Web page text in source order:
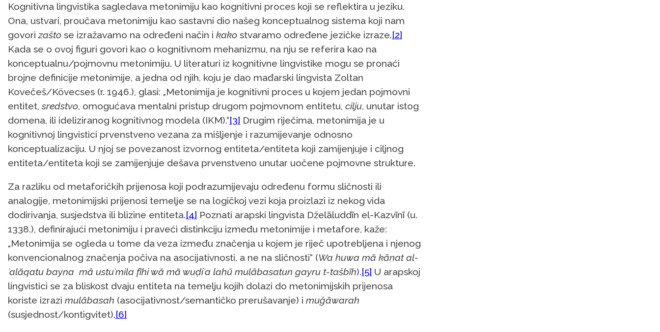
Kognitivna lingvistika sagledava metonimiju kao kognitivni proces koji se reflektira u jeziku.
Ona, ustvari, proučava metonimiju kao sastavni dio našeg konceptualnog sistema koji nam
govori zašto se izražavamo na određeni način i kako stvaramo određene jezičke izraze.[2]
Kada se o ovoj figuri govori kao o kognitivnom mehanizmu, na nju se referira kao na
konceptualnu/pojmovnu metonimiju. U literaturi iz kognitivne lingvistike mogu se pronaći
brojne definicije metonimije, a jedna od njih, koju je dao mađarski lingvista Zoltan
Kovečeš/Kövecses (r. 1946.), glasi: „Metonimija je kognitivni proces u kojem jedan pojmovni
entitet,sredstvo, omogućava mentalni pristup drugom pojmovnom entitetu, cilju, unutar istog
domena, ili ideliziranog kognitivnog modela (IKM).“[3] Drugim riječima, metonimija je u
kognitivnoj lingvistici prvenstveno vezana za mišljenje i razumijevanje odnosno
konceptualizaciju. U njoj se povezanost izvornog entiteta/entiteta koji zamijenjuje i ciljnog
entiteta/entiteta koji se zamijenjuje dešava prvenstveno unutar uočene pojmovne strukture.
Za razliku od metaforičkih prijenosa koji podrazumijevaju određenu formu sličnosti ili
analogije, metonimijski prijenosi temelje se na logičkoj vezi koja proizlazi iz nekog vida
dodirivanja, susjedstva ili blizine entiteta.[4] Poznati arapski lingvista Dželāluddīn el-Kazvīnī (u.
1338.), definirajući metonimiju i praveći distinkciju između metonimije i metafore, kaže:
„Metonimija se ogleda u tome da veza između značenja u kojem je riječ upotrebljena i njenog
konvencionalnog značenja počiva na asocijativnosti, a ne na sličnosti“ (Wa huwa mā kānat al-
ʻalāqatu bayna mā ustuʻmila fīhi wā mā wuḍiʻa lahū mulābasatun gayru t-tašbīh).[5] U arapskoj
lingvistici se za bliskost dvaju entiteta na temelju kojih dolazi do metonimijskih prijenosa
koriste izrazi mulābasah (asocijativnost/semantičko prerušavanje) i muǧāwarah
(susjednost/kontigvitet).[6]